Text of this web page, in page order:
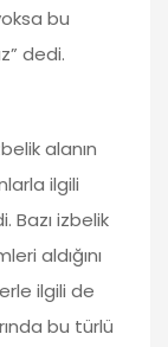
bu
dedi.
alanın
ilgili
izbelik
aldığını
ilgili de
bu türlü